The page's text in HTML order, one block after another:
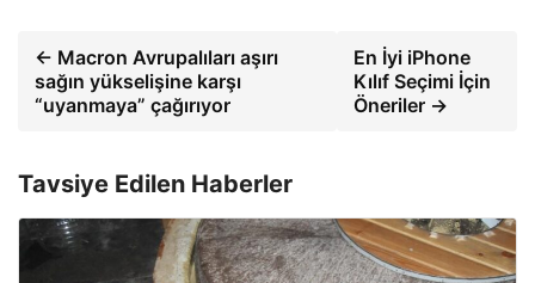
← Macron Avrupalıları aşırı
sağın yükselişine karşı
“uyanmaya” çağırıyor
En İyi iPhone
Kılıf Seçimi İçin
Öneriler →
Tavsiye Edilen Haberler